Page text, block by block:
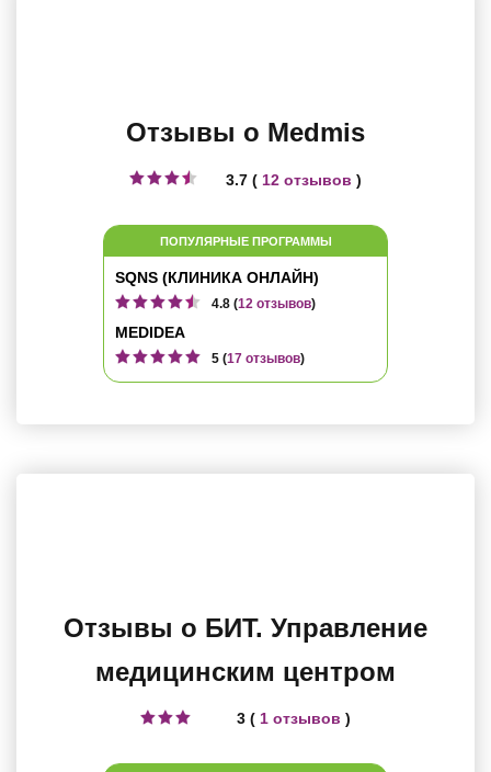
Отзывы о Medmis
3.7 ( 12 отзывов )
ПОПУЛЯРНЫЕ ПРОГРАММЫ
SQNS (КЛИНИКА ОНЛАЙН)
4.8 (12 отзывов)
MEDIDEA
5 (17 отзывов)
Отзывы о БИТ. Управление
медицинским центром
3 ( 1 отзывов )